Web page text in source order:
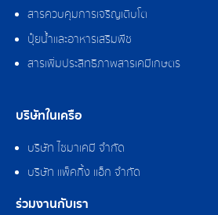
สารควบคุมการเจริญเติบโต
ปุ๋ยน้ำและอาหารเสริมพืช
สารเพิ่มประสิทธิภาพสารเคมีเกษตร
บริษัทในเครือ
บริษัท ไซมาเคมี จำกัด
บริษัท แพ็คกิ้ง แอ็ก จำกัด
ร่วมงานกับเรา